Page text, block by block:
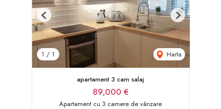
1 / 1 Harta
Previous Next
apartament 3 cam salaj
89,000 €
Apartament cu 3 camere de vânzare